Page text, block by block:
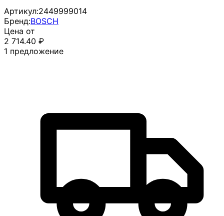
Артикул:2449999014
Бренд:BOSCH
Цена от
2 714.40 ₽
1 предложение